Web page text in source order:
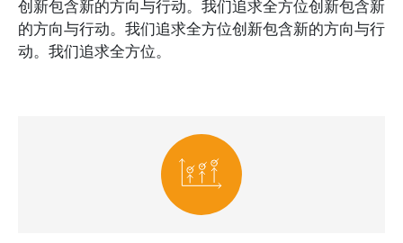
创新包含新的方向与行动。我们追求全方位创新包含新
的方向与行动。我们追求全方位创新包含新的方向与行
动。我们追求全方位。